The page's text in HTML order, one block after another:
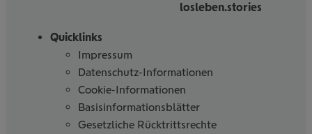
losleben.stories
Quicklinks
Impressum
Datenschutz-Informationen
Cookie-Informationen
Basisinformationsblätter
Gesetzliche Rücktrittsrechte